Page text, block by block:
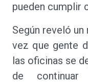
pueden cumplir
Según reveló
vez que gente
las oficinas se
de